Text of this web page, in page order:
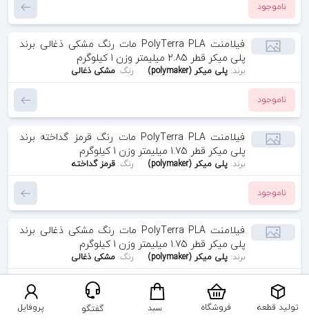
ناموجود
فیلامنت PolyTerra PLA مات رنگ مشکی ذغالی برند
پلی میکر قطر 2.85 میلیمتر وزن 1 کیلوگرم
برند: پلی میکر (polymaker) رنگ: مشکی ذغالی
ناموجود
فیلامنت PolyTerra PLA مات رنگ قرمز گداخته برند
پلی میکر قطر 1.75 میلیمتر وزن 1 کیلوگرم
برند: پلی میکر (polymaker) رنگ: قرمز گداخته
ناموجود
فیلامنت PolyTerra PLA مات رنگ مشکی ذغالی برند
پلی میکر قطر 1.75 میلیمتر وزن 1 کیلوگرم
برند: پلی میکر (polymaker) رنگ: مشکی ذغالی
ناموجود
تولید قطعه فروشگاه سبد گفتگو پروفایل